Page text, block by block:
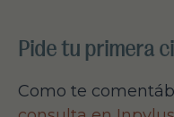
Pide tu primera
Como te